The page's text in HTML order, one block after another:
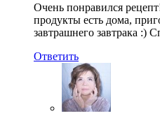
Очень понравился
продукты есть дома,
завтрашнего завтрака :)
Ответить